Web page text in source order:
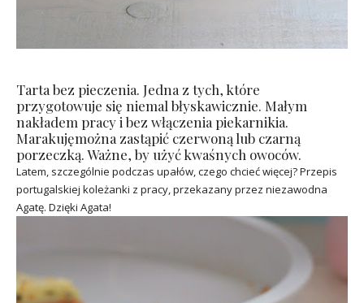
Tarta bez pieczenia. Jedna z tych, które
przygotowuje się niemal błyskawicznie. Małym
nakładem pracy i bez włączenia piekarnikia.
Marakujęmożna zastąpić czerwoną lub czarną
porzeczką. Ważne, by użyć kwaśnych owoców.
Latem, szczególnie podczas upałów, czego chcieć więcej? Przepis
portugalskiej koleżanki z pracy, przekazany przez niezawodna
Agatę. Dzięki Agata!